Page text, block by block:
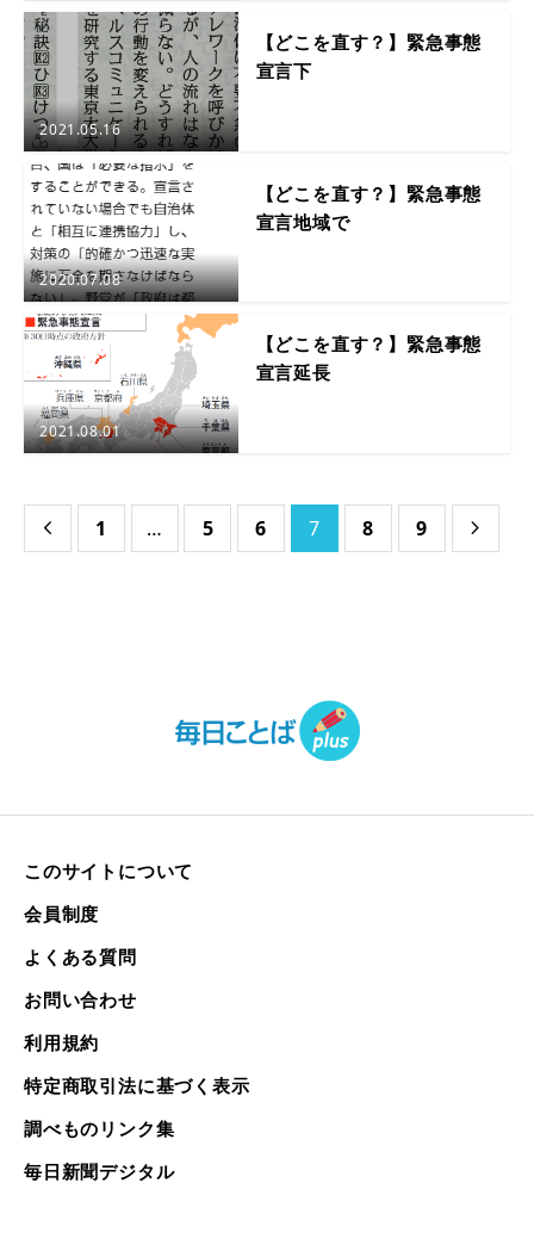
2021.05.16
【どこを直す？】緊急事態
宣言下
2020.07.08
【どこを直す？】緊急事態
宣言地域で
2021.08.01
【どこを直す？】緊急事態
宣言延長
 1 … 5 6 7 8 9 
このサイトについて
会員制度
よくある質問
お問い合わせ
利用規約
特定商取引法に基づく表示
調べものリンク集
毎日新聞デジタル